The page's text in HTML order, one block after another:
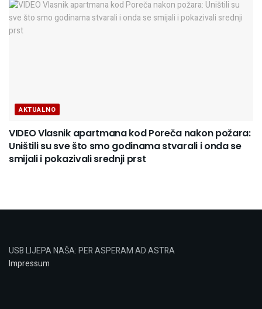
AKTUALNO
VIDEO Vlasnik apartmana kod Poreča nakon požara:
Uništili su sve što smo godinama stvarali i onda se
smijali i pokazivali srednji prst
USB LIJEPA NAŠA: PER ASPERAM AD ASTRA
Impressum